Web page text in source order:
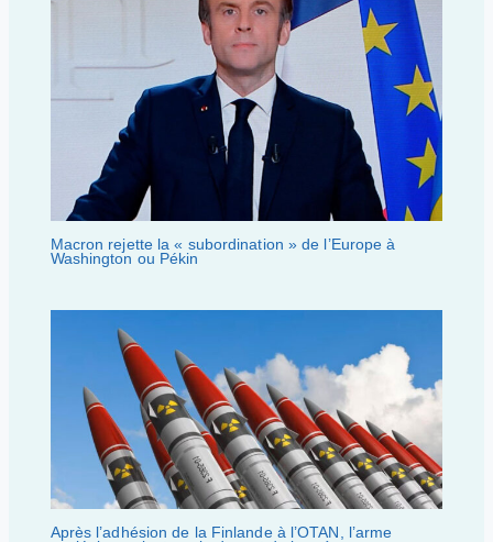
Macron rejette la « subordination » de l’Europe à
Washington ou Pékin
Après l’adhésion de la Finlande à l’OTAN, l’arme